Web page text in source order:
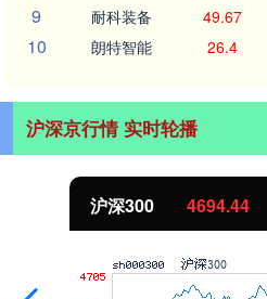
9 耐科装备 49.67
10 朗特智能 26.4
沪深京行情 实时轮播
沪深300 4694.44